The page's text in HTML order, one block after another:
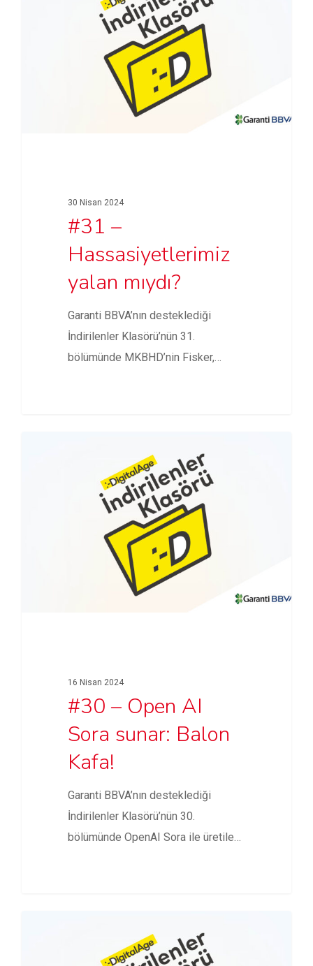
30 Nisan 2024
#31 –
Hassasiyetlerimiz
yalan mıydı?
Garanti BBVA’nın desteklediği
İndirilenler Klasörü’nün 31.
bölümünde MKBHD’nin Fisker,
16 Nisan 2024
#30 – Open AI
Sora sunar: Balon
Kafa!
Garanti BBVA’nın desteklediği
İndirilenler Klasörü’nün 30.
bölümünde OpenAI Sora ile üretilen